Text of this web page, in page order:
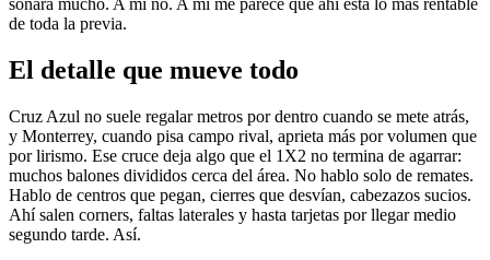
de toda la previa.
El detalle que mueve todo
Cruz Azul no suele regalar metros por dentro cuando se mete atrás,
y Monterrey, cuando pisa campo rival, aprieta más por volumen que
por lirismo. Ese cruce deja algo que el 1X2 no termina de agarrar:
muchos balones divididos cerca del área. No hablo solo de remates.
Hablo de centros que pegan, cierres que desvían, cabezazos sucios.
Ahí salen corners, faltas laterales y hasta tarjetas por llegar medio
segundo tarde. Así.